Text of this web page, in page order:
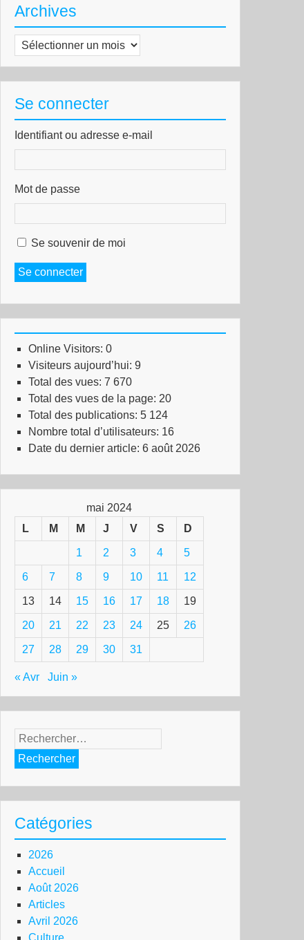
Archives
Archives
Se connecter
Identifiant ou adresse e-mail
Mot de passe
Se souvenir de moi
Se connecter
Online Visitors: 0
Visiteurs aujourd’hui: 9
Total des vues: 7 670
Total des vues de la page: 20
Total des publications: 5 124
Nombre total d’utilisateurs: 16
Date du dernier article: 6 août 2026
mai 2024
L
M M J V S D
1 2 3 4 5
6 7 8 9 10 11 12
13 14 15 16 17 18 19
20 21 22 23 24 25 26
27 28 29 30 31
« Avr Juin »
Rechercher :
Catégories
2026
Accueil
Août 2026
Articles
Avril 2026
Culture